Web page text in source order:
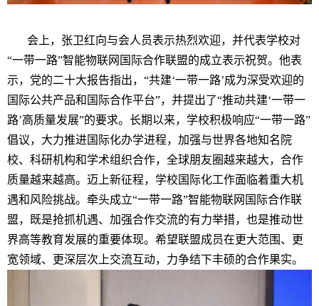
会上，张卫红向与会人员表示热烈欢迎，并代表学校对
“一带一路”智能物联网国际合作联盟的成立表示祝贺。他表
示，党的二十大报告指出，“共建‘一带一路’成为深受欢迎的
国际公共产品和国际合作平台”，并提出了“推动共建‘一带一
路’高质量发展”的要求。长期以来，学校积极响应“一带一路”
倡议，大力推进国际化办学进程，加强与世界各地知名院
校、科研机构和学术组织合作，全球朋友圈越来越大，合作
质量越来越高。迈上新征程，学校国际化工作面临着重大机
遇和风险挑战。牵头成立“一带一路”智能物联网国际合作联
盟，既是抢抓机遇、加强合作交流的有力举措，也是推动世
界高等教育发展的重要体现。希望联盟成员在更大范围、更
宽领域、更深层次上交流互动，力争结下丰硕的合作果实。